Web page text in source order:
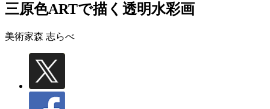
三原色ARTで描く透明水彩画
美術家森 志らべ